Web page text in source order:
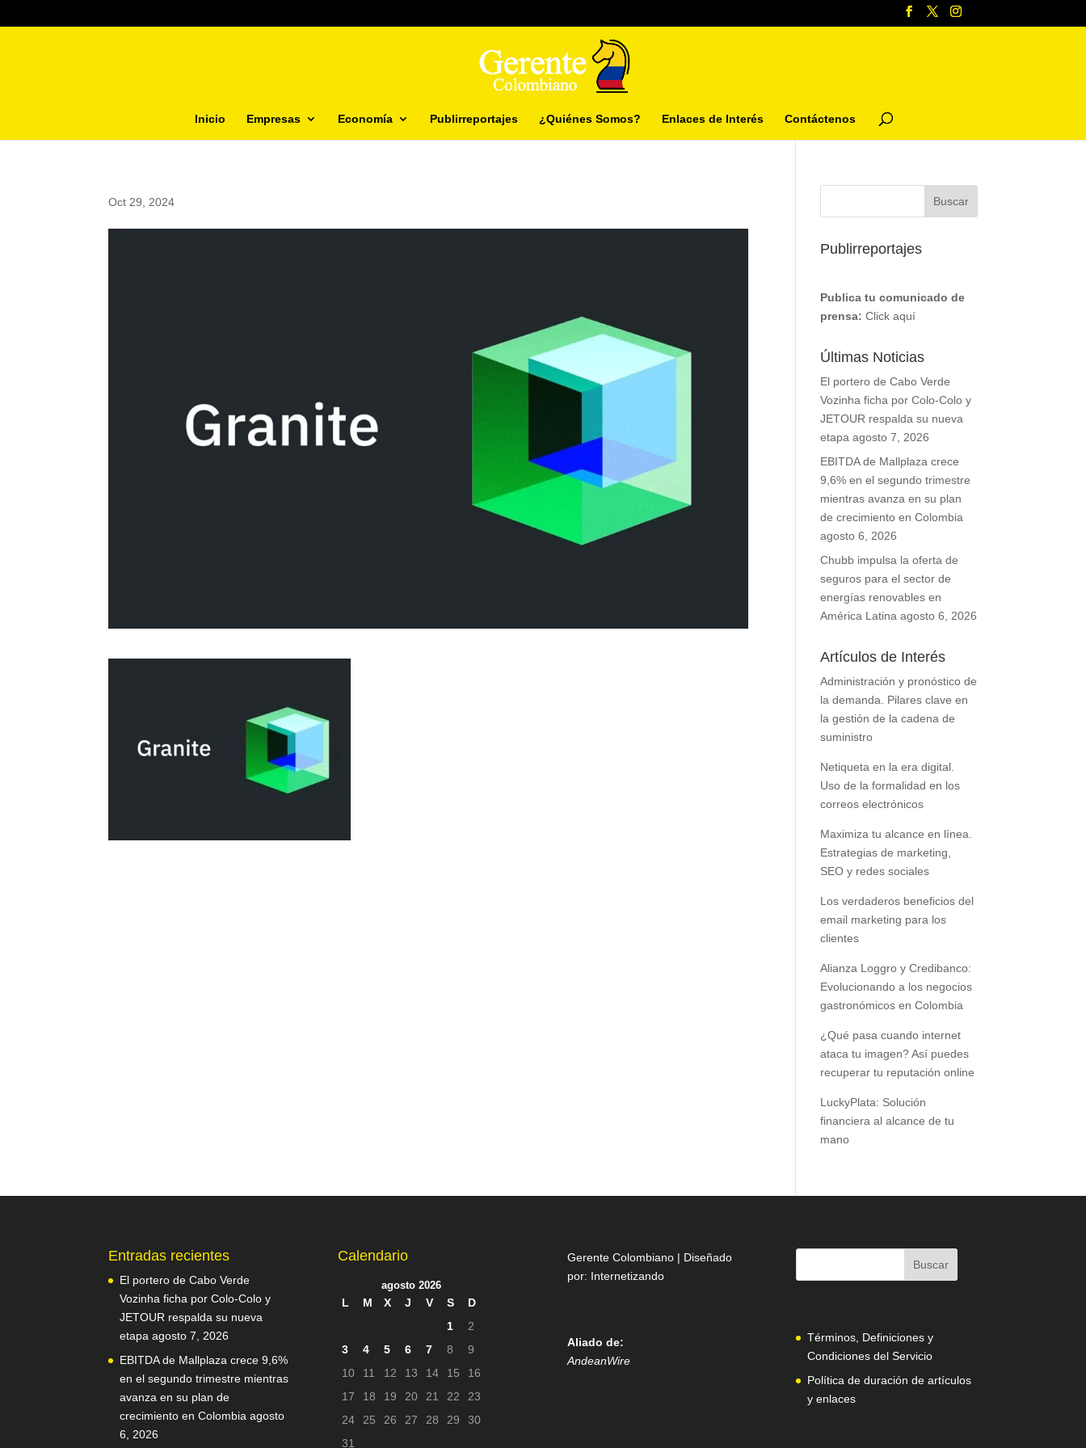
Inicio Empresas Economía Publirreportajes ¿Quiénes Somos? Enlaces de Interés Contáctenos
Oct 29, 2024
Publirreportajes
Publica tu comunicado de
prensa: Click aquí
Últimas Noticias
El portero de Cabo Verde
Vozinha ficha por Colo-Colo y
JETOUR respalda su nueva
etapa agosto 7, 2026
EBITDA de Mallplaza crece
9,6% en el segundo trimestre
mientras avanza en su plan
de crecimiento en Colombia
agosto 6, 2026
Chubb impulsa la oferta de
seguros para el sector de
energías renovables en
América Latina agosto 6, 2026
Artículos de Interés
Administración y pronóstico de
la demanda. Pilares clave en
la gestión de la cadena de
suministro
Netiqueta en la era digital.
Uso de la formalidad en los
correos electrónicos
Maximiza tu alcance en línea.
Estrategias de marketing,
SEO y redes sociales
Los verdaderos beneficios del
email marketing para los
clientes
Alianza Loggro y Credibanco:
Evolucionando a los negocios
gastronómicos en Colombia
¿Qué pasa cuando internet
ataca tu imagen? Así puedes
recuperar tu reputación online
LuckyPlata: Solución
financiera al alcance de tu
mano
Entradas recientes
El portero de Cabo Verde
Vozinha ficha por Colo-Colo y
JETOUR respalda su nueva
etapa agosto 7, 2026
EBITDA de Mallplaza crece 9,6%
en el segundo trimestre mientras
avanza en su plan de
crecimiento en Colombia agosto
6, 2026
Calendario
agosto 2026
L M X J V S
D
1
2
3
4 5 6 7 8
9
10
11 12 13 14 15
16
17
18 19 20 21 22
23
24
25 26 27 28 29
30
31
Gerente Colombiano | Diseñado
por: Internetizando
Aliado de:
AndeanWire
Términos, Definiciones y
Condiciones del Servicio
Política de duración de artículos
y enlaces